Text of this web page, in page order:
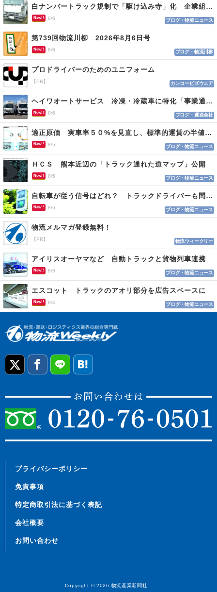
白ナンバートラック規制で「駆け込み寺」化 企業組合が入会基準を見直しへ
New!! 8/6 ブログ・物流ニュース
第739回物流川柳 2026年8月6日号
New!! 8/6 ブログ・物流川柳
プロドライバーのためのユニフォーム
【PR】 カンコービズウェア
ヘイワオートサービス 冷凍・冷蔵車に特化「事業通じ貢献目指す」
New!! 8/6 ブログ・運送会社
適正原価 実車率５０%を見直し、標準的運賃の半値の恐れも
New!! 8/5 ブログ・物流ニュース
ＨＣＳ 熊本近辺の「トラック通れた道マップ」公開
New!! 8/5 ブログ・物流ニュース
自転車が従う信号はどれ？ トラックドライバーも問われる認識
New!! 8/5 ブログ・物流ニュース
物流メルマガ登録無料！
【PR】 物流ウィークリー
アイリスオーヤマなど 自動トラックと貨物列車連携
New!! 8/5 ブログ・物流ニュース
エスコット トラックのアオリ部分を広告スペースに
New!! 8/4 ブログ・物流ニュース
プライバシーポリシー
免責事項
特定商取引法に基づく表記
会社概要
お問い合わせ
Copyright © 2026 物流産業新聞社